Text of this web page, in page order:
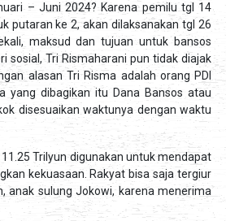
– Juni 2024? Karena pemilu tgl 14
putaran ke 2, akan dilaksanakan tgl 26
maksud dan tujuan untuk bansos
sosial, Tri Rismaharani pun tidak diajak
alasan Tri Risma adalah orang PDI
yang dibagikan itu Dana Bansos atau
disesuaikan waktunya dengan waktu
Trilyun digunakan untuk mendapat
kekuasaan. Rakyat bisa saja tergiur
anak sulung Jokowi, karena menerima